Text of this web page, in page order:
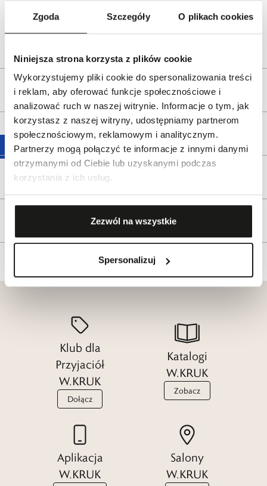
Zgoda Szczegóły O plikach cookies
Niniejsza strona korzysta z plików cookie
Wykorzystujemy pliki cookie do spersonalizowania treści
i reklam, aby oferować funkcje społecznościowe i
analizować ruch w naszej witrynie. Informacje o tym, jak
korzystasz z naszej witryny, udostępniamy partnerom
społecznościowym, reklamowym i analitycznym.
Partnerzy mogą połączyć te informacje z innymi danymi
otrzymanymi od Ciebie lub uzyskanymi podczas
korzystania z ich usług.
Zezwól na wszystkie
Spersonalizuj
ul. Pilotów 10, 31-462 Kraków
gspr@wkruk.pl
Opis produktu
Wysyłka
Reklamacje i zwroty
Klub dla
Przyjaciół
W.KRUK
Dołącz
Katalogi
W.KRUK
Zobacz
Aplikacja
W.KRUK
Salony
W.KRUK